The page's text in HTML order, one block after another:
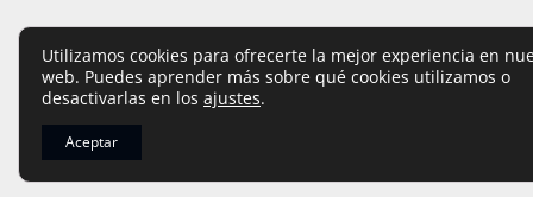
Utilizamos cookies para ofrecerte la mejor experiencia en
web. Puedes aprender más sobre qué cookies utilizamos o
desactivarlas en los ajustes.
Aceptar